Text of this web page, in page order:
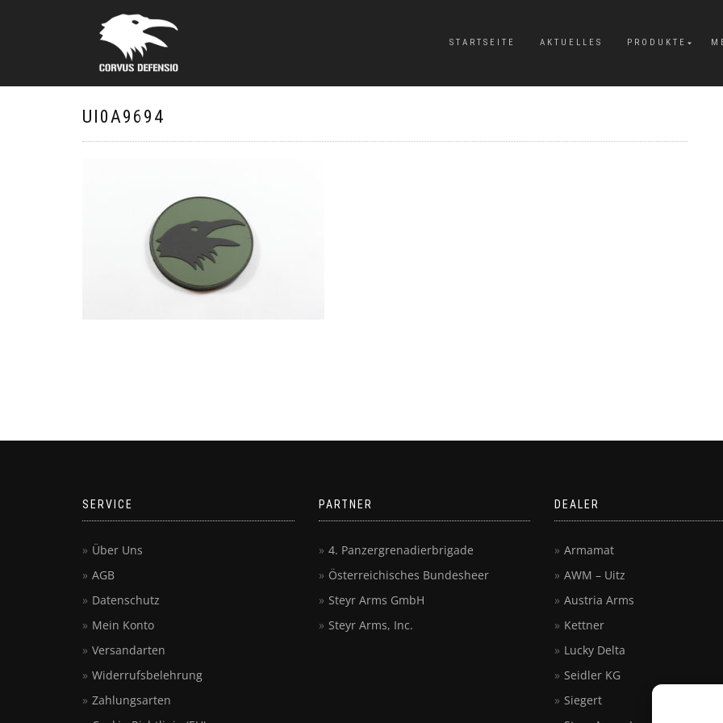
STARTSEITE AKTUELLES PRODUKTE
UI0A9694
SERVICE
Über Uns
AGB
Datenschutz
Mein Konto
Versandarten
Widerrufsbelehrung
Zahlungsarten
PARTNER
4. Panzergrenadierbrigade
Österreichisches Bundesheer
Steyr Arms GmbH
Steyr Arms, Inc.
DEALER
Armamat
AWM – Uitz
Austria Arms
Kettner
Lucky Delta
Seidler KG
Siegert